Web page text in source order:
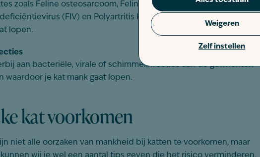
Zelf instellen
Weigeren
zoals Feline osteosarcoom, Feline leukemie, Feline
(FIV) en Polyartritis kunnen ervoor zorgen dat je kat
lopen.
aan bacteriële, virale of schimmelinfecties aan de gewrichten
waardoor je kat mank gaat lopen.
kat voorkomen
niet alle oorzaken van mankheid bij katten te voorkomen, maar
kunnen wij je wel een aantal tips geven die het risico verminderen.